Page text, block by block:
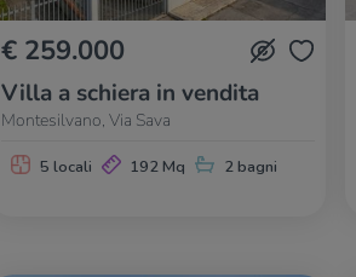
€ 259.000
Villa a schiera in vendita
Montesilvano, Via Sava
5 locali 192 Mq 2 bagni